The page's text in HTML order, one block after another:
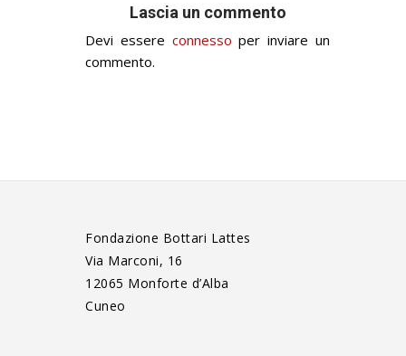
Lascia un commento
Devi essere connesso per inviare un
commento.
Fondazione Bottari Lattes
Via Marconi, 16
12065 Monforte d’Alba
Cuneo